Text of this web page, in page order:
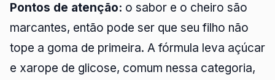
Pontos de atenção: o sabor e o cheiro são
marcantes, então pode ser que seu filho não
tope a goma de primeira. A fórmula leva açúcar
e xarope de glicose, comum nessa categoria,